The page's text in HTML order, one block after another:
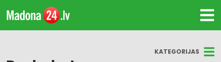
KATEGORIJAS